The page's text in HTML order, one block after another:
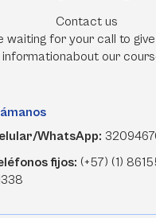
Contact us
waiting for your call to
informationabout our
WhatsApp:
fijos: (+57) (1)